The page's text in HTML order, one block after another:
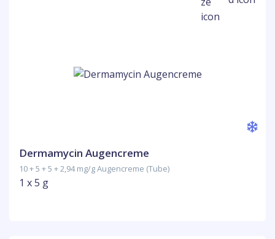
Dermamycin Augencreme
10 + 5 + 5 + 2,94 mg/g Augencreme (Tube)
1 x 5 g